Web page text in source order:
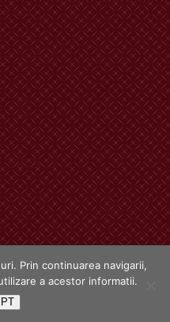
rezervate.powered by
Prin continuarea navigarii,
a acestor informatii.